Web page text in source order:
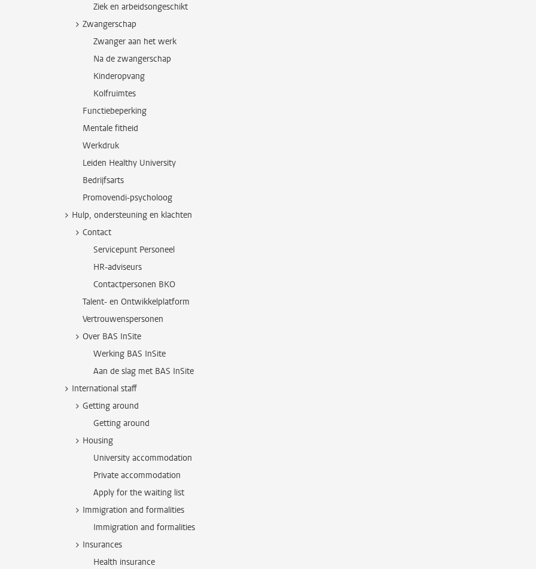
Ziek en arbeidsongeschikt
Zwangerschap
Zwanger aan het werk
Na de zwangerschap
Kinderopvang
Kolfruimtes
Functiebeperking
Mentale fitheid
Werkdruk
Leiden Healthy University
Bedrijfsarts
Promovendi-psycholoog
Hulp, ondersteuning en klachten
Contact
Servicepunt Personeel
HR-adviseurs
Contactpersonen BKO
Talent- en Ontwikkelplatform
Vertrouwenspersonen
Over BAS InSite
Werking BAS InSite
Aan de slag met BAS InSite
International staff
Getting around
Getting around
Housing
University accommodation
Private accommodation
Apply for the waiting list
Immigration and formalities
Immigration and formalities
Insurances
Health insurance